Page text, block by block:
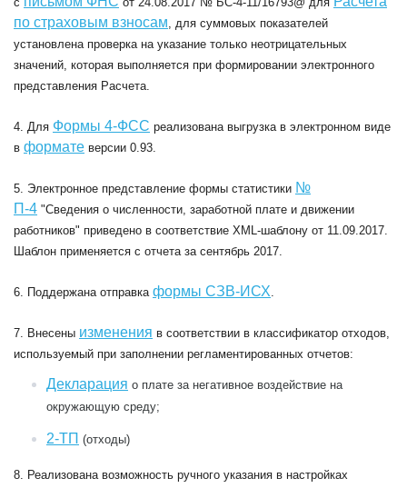
по страховым взносам, для суммовых показателей
установлена проверка на указание только неотрицательных
значений, которая выполняется при формировании электронного
представления Расчета.
4. Для Формы 4-ФСС реализована выгрузка в электронном виде
в формате версии 0.93.
5. Электронное представление формы статистики №
П-4 "Сведения о численности, заработной плате и движении
работников" приведено в соответствие XML-шаблону от 11.09.2017.
Шаблон применяется с отчета за сентябрь 2017.
6. Поддержана отправка формы СЗВ-ИСХ.
7. Внесены изменения в соответствии в классификатор отходов,
используемый при заполнении регламентированных отчетов:
Декларация о плате за негативное воздействие на
окружающую среду;
2-ТП (отходы)
8. Реализована возможность ручного указания в настройках